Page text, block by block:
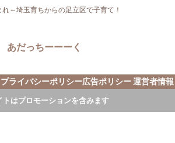
れ～埼玉育ちからの足立区で子育て！
あだっちーーーく
プライバシーポリシー広告ポリシー運営者情報
トはプロモーションを含みます